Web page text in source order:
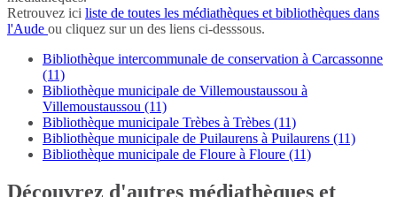
Retrouvez ici liste de toutes les médiathèques et bibliothèques dans
l'Aude ou cliquez sur un des liens ci-desssous.
Bibliothèque intercommunale de conservation à Carcassonne
(11)
Bibliothèque municipale de Villemoustaussou à
Villemoustaussou (11)
Bibliothèque municipale Trèbes à Trèbes (11)
Bibliothèque municipale de Puilaurens à Puilaurens (11)
Bibliothèque municipale de Floure à Floure (11)
Découvrez d'autres médiathèques et